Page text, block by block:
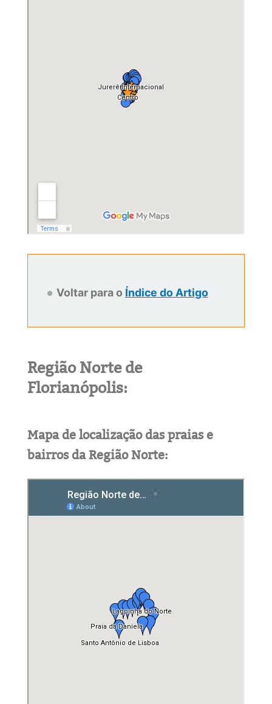
Voltar para o Índice do Artigo
Região Norte de
Florianópolis:
Mapa de localização das praias e
bairros da Região Norte: